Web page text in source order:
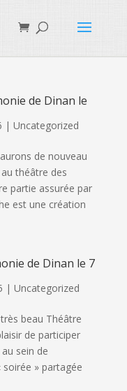
de Dinan le
| Uncategorized
de nouveau
théâtre des
partie assurée par
est une création
de Dinan le 7
| Uncategorized
beau Théâtre
de participer
sein de
soirée » partagée